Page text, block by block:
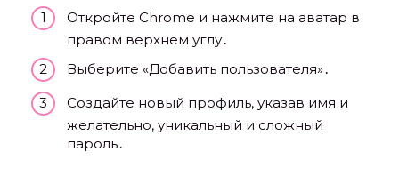
Откройте Chrome и нажмите на аватар в
правом верхнем углу․
Выберите «Добавить пользователя»․
Создайте новый профиль, указав имя и
желательно, уникальный и сложный
пароль․